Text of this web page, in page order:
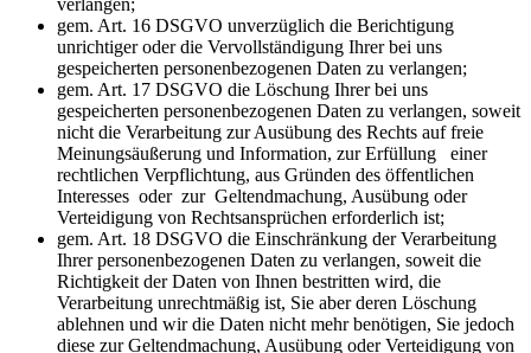
verlangen;
gem. Art. 16 DSGVO unverzüglich die Berichtigung
unrichtiger oder die Vervollständigung Ihrer bei uns
gespeicherten personenbezogenen Daten zu verlangen;
gem. Art. 17 DSGVO die Löschung Ihrer bei uns
gespeicherten personenbezogenen Daten zu verlangen, soweit
nicht die Verarbeitung zur Ausübung des Rechts auf freie
Meinungsäußerung und Information, zur Erfüllung einer
rechtlichen Verpflichtung, aus Gründen des öffentlichen
Interesses oder zur Geltendmachung, Ausübung oder
Verteidigung von Rechtsansprüchen erforderlich ist;
gem. Art. 18 DSGVO die Einschränkung der Verarbeitung
Ihrer personenbezogenen Daten zu verlangen, soweit die
Richtigkeit der Daten von Ihnen bestritten wird, die
Verarbeitung unrechtmäßig ist, Sie aber deren Löschung
ablehnen und wir die Daten nicht mehr benötigen, Sie jedoch
diese zur Geltendmachung, Ausübung oder Verteidigung von